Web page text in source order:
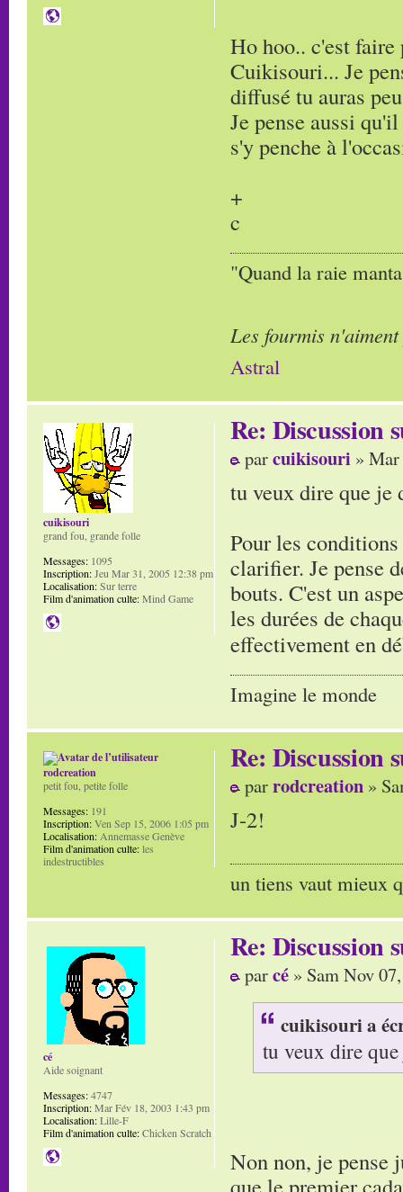
Ho hoo.. c'est faire
Cuikisouri... Je
diffusé tu auras
Je pense aussi
s'y penche à
+
c
"Quand la raie
Les fourmis
Astral
Re: Discussion
parcuikisouri »
tu veux dire que je
Pour les
clarifier. Je pense
bouts. C'est un
les durées de
effectivement en
Imagine le monde
cuikisouri
grand fou, grande folle
Messages: 1095
Inscription:Jeu Mar 31, 2005 12:38 pm
Localisation:Sur terre
Film d'animation culte:Mind Game
Re: Discussion
parrodcreation »
J-2!
un tiens vaut mieux
rodcreation
petit fou, petite folle
Messages: 191
Inscription:Ven Sep 15, 2006 1:05 pm
Localisation: Annemasse Genève
Film d'animation culte:les
indestructibles
Re: Discussion
parcé » Sam Nov
cuikisouri a
tu veux dire
Non non, je pense
cé
Aide soignant
Messages:4747
Inscription:Mar Fév 18, 2003 1:43 pm
Localisation:Lille-F
Film d'animation culte:Chicken Scratch